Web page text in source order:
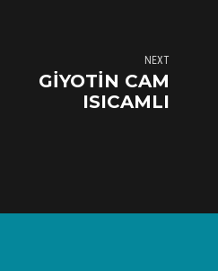
NEXT
GİYOTİN CAM
ISICAMLI